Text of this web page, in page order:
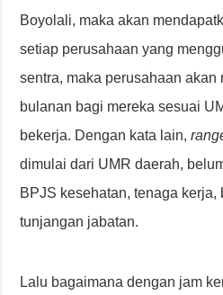
Boyolali, maka akan
setiap perusahaan yang
sentra, maka perusahaan
bulanan bagi mereka sesuai
bekerja. Dengan kata lain,
dimulai dari UMR daerah,
BPJS kesehatan, tenaga kerja,
tunjangan jabatan.
Lalu bagaimana dengan jam